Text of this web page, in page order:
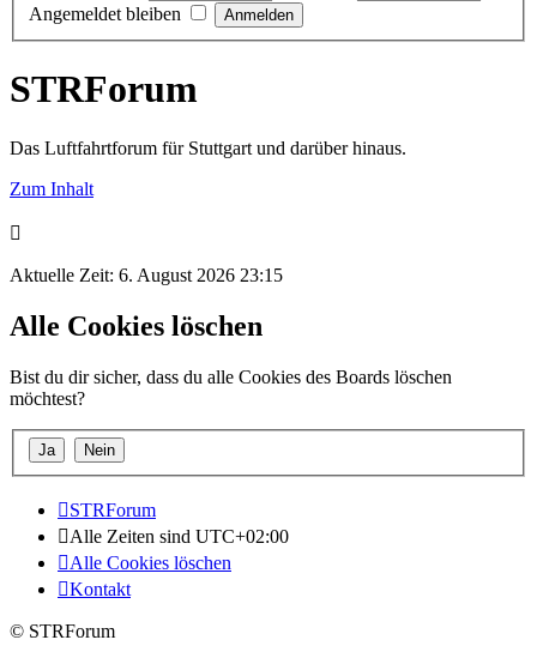
Angemeldet bleiben
STRForum
Das Luftfahrtforum für Stuttgart und darüber hinaus.
Zum Inhalt
Aktuelle Zeit: 6. August 2026 23:15
Alle Cookies löschen
Bist du dir sicher, dass du alle Cookies des Boards löschen
möchtest?
STRForum
Alle Zeiten sind UTC+02:00
Alle Cookies löschen
Kontakt
© STRForum